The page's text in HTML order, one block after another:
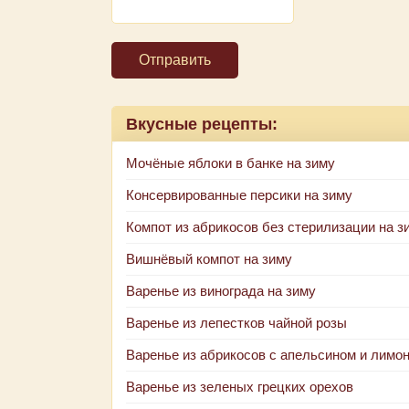
Отправить
Вкусные рецепты:
Мочёные яблоки в банке на зиму
Консервированные персики на зиму
Компот из абрикосов без стерилизации на
Вишнёвый компот на зиму
Варенье из винограда на зиму
Варенье из лепестков чайной розы
Варенье из абрикосов с апельсином и
Варенье из зеленых грецких орехов